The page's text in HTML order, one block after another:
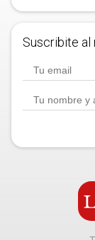
Suscribite al